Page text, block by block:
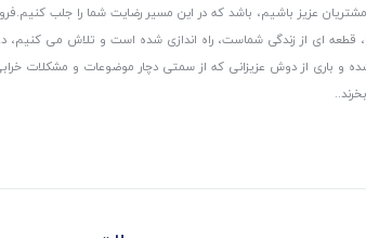
عزیز باشیم، باشد که در این مسیر رضایت شما را جلب کنیم.
قطعه ای از زندگی شماست، راه اندازی شده است و تلاش می کنیم،
و باری از دوش عزیزانی که از سمتی دچار موضوعات و مشکلات